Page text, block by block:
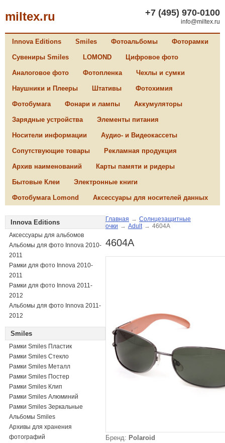
miltex.ru +7 (495) 970-0100
info@miltex.ru
Innova Editions Smiles Фотоальбомы Фоторамки
Сувениры Smiles LOMOND Цифровое фото
Аналоговое фото Фотопленка Чехлы и сумки
Наушники и Плееры Штативы Фотохимия
Фотобумага Фонари и лампы Аккумуляторы
Зарядные устройства Элементы питания
Носители информации Аудио- и Видеокассеты
Сопутствующие товары Рекламная продукция
Архив наименований Карты памяти и ридеры
Бытовые Клеи Электронные книги
Фотобумага Lomond Аксессуары для носителей данных
Innova Editions
Аксессуары для альбомов
Альбомы для фото Innova 2010-
2011
Рамки для фото Innova 2010-
2011
Рамки для фото Innova 2011-
2012
Альбомы для фото Innova 2011-
2012
Smiles
Рамки Smiles Пластик
Рамки Smiles Стекло
Рамки Smiles Металл
Рамки Smiles Постер
Рамки Smiles Клип
Рамки Smiles Алюминий
Рамки Smiles Зеркальные
Альбомы Smiles
Архивы для хранения
фотографий
Главная → Солнцезащитные
очки → Adult → 4604A
4604A
Бренд: Polaroid